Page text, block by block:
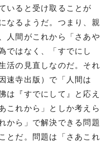
いると受け取ることが
なるようだ。つまり、親
人間がこれから「さあや
ではなく、「すでにし
活の見直しなのだ。それ
速寺出版）で「人間は
は『すでにして』と応え
これから」としか考えら
から」で解決できる問題
とだ。問題は「さあこれ